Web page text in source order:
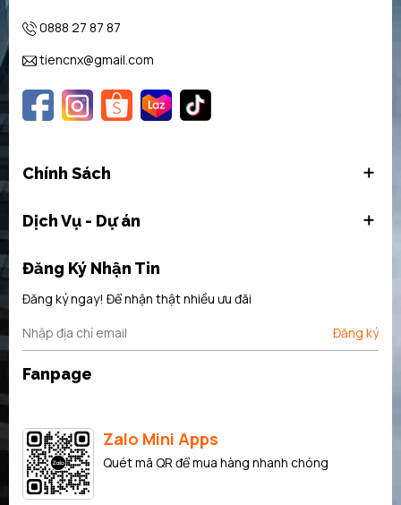
0888 27 87 87
tiencnx@gmail.com
Chính Sách
Dịch Vụ - Dự án
Đăng Ký Nhận Tin
Đăng ký ngay! Để nhận thật nhiều ưu đãi
Đăng ký
Fanpage
Zalo Mini Apps
Quét mã QR để mua hàng nhanh chóng